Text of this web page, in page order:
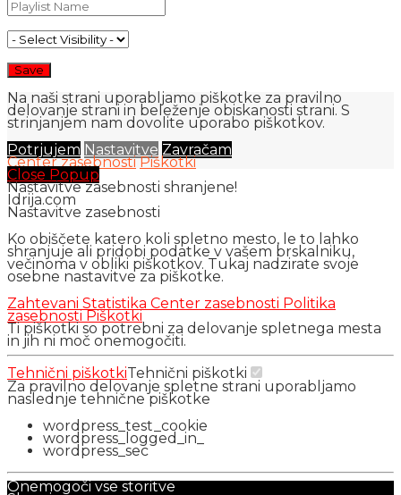
Na naši strani uporabljamo piškotke za pravilno
delovanje strani in beleženje obiskanosti strani. S
strinjanjem nam dovolite uporabo piškotkov.
Potrjujem Nastavitve Zavračam
Center zasebnosti Piškotki
Close Popup
Nastavitve zasebnosti shranjene!
Idrija.com
Nastavitve zasebnosti
Ko obiščete katero koli spletno mesto, le to lahko
shranjuje ali pridobi podatke v vašem brskalniku,
večinoma v obliki piškotkov. Tukaj nadzirate svoje
osebne nastavitve za piškotke.
Zahtevani Statistika Center zasebnosti Politika
zasebnosti Piškotki
Ti piškotki so potrebni za delovanje spletnega mesta
in jih ni moč onemogočiti.
Tehnični piškotkiTehnični piškotki
Za pravilno delovanje spletne strani uporabljamo
naslednje tehnične piškotke
wordpress_test_cookie
wordpress_logged_in_
wordpress_sec
Onemogoči vse storitve